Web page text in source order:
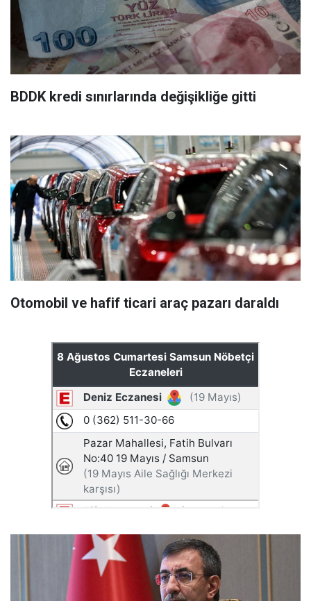
BDDK kredi sınırlarında değişikliğe gitti
Otomobil ve hafif ticari araç pazarı daraldı